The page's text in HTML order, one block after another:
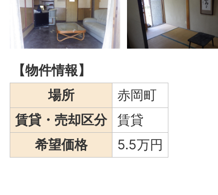
【物件情報】
場所
赤岡町
賃貸・売却区分
賃貸
希望価格
5.5万円